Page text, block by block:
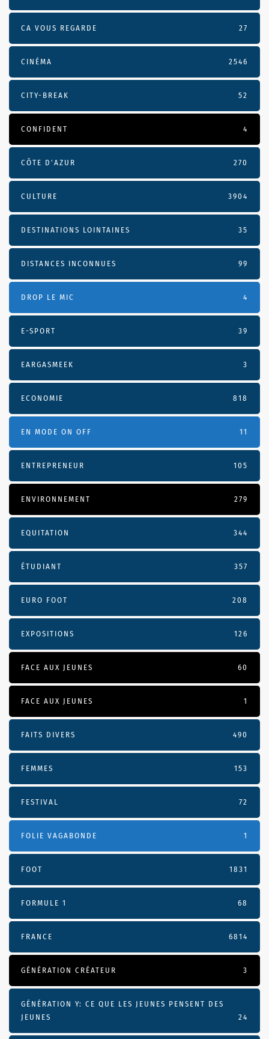
CA VOUS REGARDE 27
CINÉMA 2546
CITY-BREAK 52
CONFIDENT 4
CÔTE D’AZUR 270
CULTURE 3904
DESTINATIONS LOINTAINES 35
DISTANCES INCONNUES 99
DROP LE MIC 4
E-SPORT 39
EARGASMEEK 3
ECONOMIE 818
EN MODE ON OFF 11
ENTREPRENEUR 105
ENVIRONNEMENT 279
EQUITATION 344
ÉTUDIANT 357
EURO FOOT 208
EXPOSITIONS 126
FACE AUX JEUNES 60
FACE AUX JEUNES 1
FAITS DIVERS 490
FEMMES 153
FESTIVAL 72
FOLIE VAGABONDE 1
FOOT 1831
FORMULE 1 68
FRANCE 6814
GÉNÉRATION CRÉATEUR 3
GÉNÉRATION Y: CE QUE LES JEUNES PENSENT DES
JEUNES
24